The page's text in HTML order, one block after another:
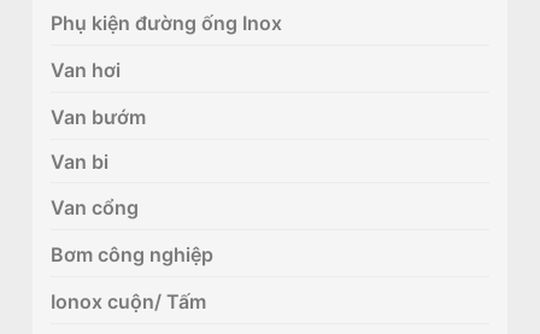
Phụ kiện đường ống Inox
Van hơi
Van bướm
Van bi
Van cổng
Bơm công nghiệp
Ionox cuộn/ Tấm